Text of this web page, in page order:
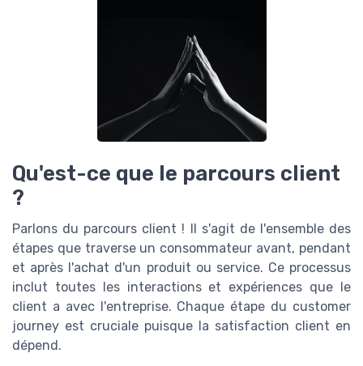
Qu'est-ce que le parcours client
?
Parlons du parcours client ! Il s'agit de l'ensemble des
étapes que traverse un consommateur avant, pendant
et après l'achat d'un produit ou service. Ce processus
inclut toutes les interactions et expériences que le
client a avec l'entreprise. Chaque étape du customer
journey est cruciale puisque la satisfaction client en
dépend.